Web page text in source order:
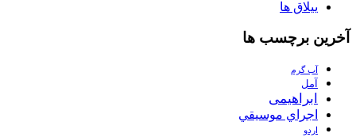
ییلاق ها
آخرین برچسب ها
آب گرم
آمل
ابراهیمی
اجراي موسيقي
اردو